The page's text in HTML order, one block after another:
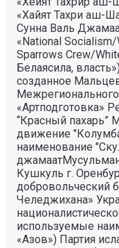
«Хайят Тахри аш-
Сунна Валь
«National
Sparrows Crew/
Белаясила,
созданное
«Артподготовка»
“Красный
движение
наименование
Кушкуль г.
добровольческий
Челеджихана»
используемые
«Азов») Партия